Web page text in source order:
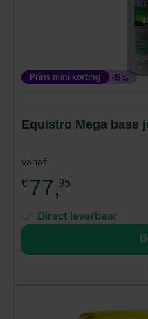
Prins mini korting -5%
Equistro Mega base
vanaf
€ 77,95
Direct leverbaar